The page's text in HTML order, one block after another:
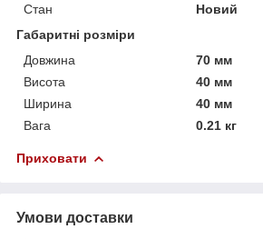
Стан
Новий
Габаритні розміри
Довжина
70 мм
Висота
40 мм
Ширина
40 мм
Вага
0.21 кг
Приховати
Умови доставки